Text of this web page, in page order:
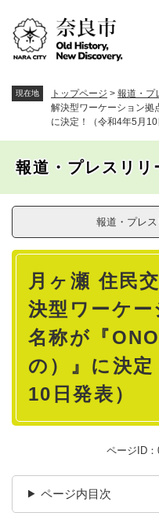
。
現在地 トップページ > 報道・プ
解決型ワーケーション拠
に決定！（令和4年5月10
報道・プレスリリ
報道・プレ
本
月ヶ瀬 住民
決型ワーケ
名称が『
の）』に決定
10日発表）
ページID：
ページ内目次